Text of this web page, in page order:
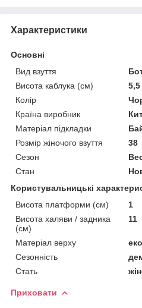
Характеристики
Основні
Вид взуття
Висота каблука (см)
5,5
Колір
Країна виробник
Матеріал підкладки
Розмір жіночого взуття
38
Сезон
Стан
Користувальницькі
Висота платформи (см)
1
Висота халяви / задника
(см)
11
Матеріал верху
Сезонність
Стать
Приховати